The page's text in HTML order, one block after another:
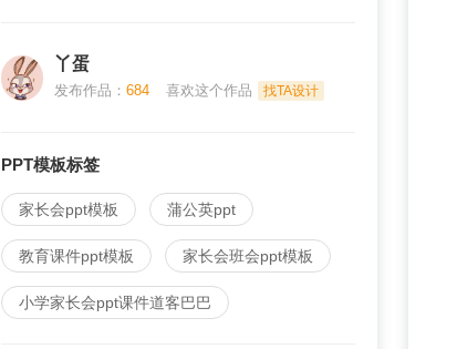
丫蛋
发布作品： 684 喜欢这个作品 找TA设计
PPT模板标签
家长会ppt模板 蒲公英ppt
教育课件ppt模板 家长会班会ppt模板
小学家长会ppt课件道客巴巴